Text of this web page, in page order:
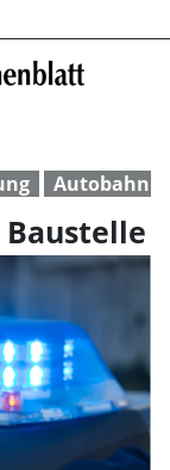
Autobahn 2
Baustelle